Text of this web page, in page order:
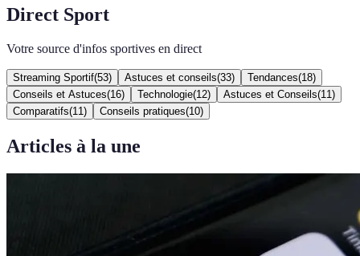
Direct Sport
Votre source d'infos sportives en direct
Streaming Sportif(53) Astuces et conseils(33) Tendances(18)
Conseils et Astuces(16) Technologie(12) Astuces et Conseils(11 )
Comparatifs(11 ) Conseils pratiques(10)
Articles à la une